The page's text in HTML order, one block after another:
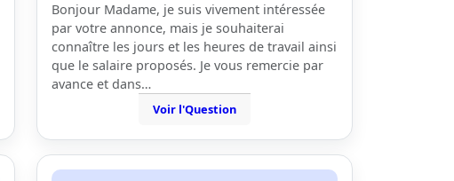
Bonjour Madame, je suis vivement intéressée
par votre annonce, mais je souhaiterai
connaître les jours et les heures de travail ainsi
que le salaire proposés. Je vous remercie par
avance et dans…
Voir l'Question